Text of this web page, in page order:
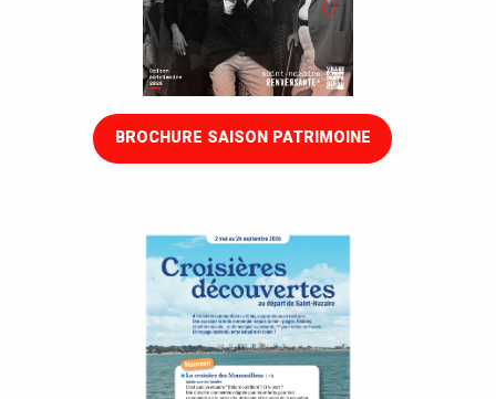
BROCHURE SAISON PATRIMOINE